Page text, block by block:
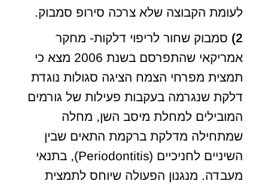
לעומת הקבוצה שלא צרכה סירופ סמבוק.
2) סמבוק שחור לריפוי דלקות- מחקר
אמריקאי שהתפרסם בשנת 2006 מצא כי
תמצית מפרחי הצמח הציגה סגולות נוגדת
דלקת שנגרמה בעקבות פעילות של גורמים
המובילים למחלת מיסב השן, מחלה
שמתחילה מדלקת ברקמת התאים שבין
השיניים לחניכיים (Periodontitis), בתנאי
מעבדה. מנגנון הפעולה שיוחס לתמצית